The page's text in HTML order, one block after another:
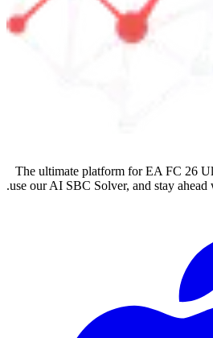
The ultimate platform for EA FC 26
use our AI SBC Solver, and stay ahead